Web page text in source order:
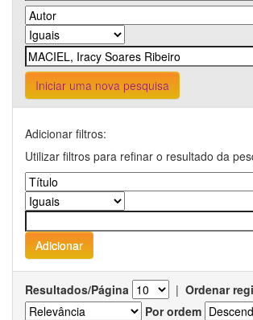
Iniciar uma nova pesquisa
Adicionar filtros:
Utilizar filtros para refinar o resultado da
Resultados/Página | Ordenar
Por ordem